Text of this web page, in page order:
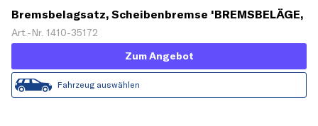
Bremsbelagsatz, Scheibenbremse 'BREMSBELÄGE,
RICHTUNGSGEBUNDEN'
Art.-Nr. 1410-35172
Zum Angebot
Fahrzeug auswählen